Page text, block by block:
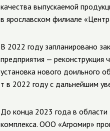
качества выпускаемой
в ярославском филиале
В 2022 году запланировано
предприятия — реконструкция
установка нового доильного
т в 2022 году с дальнейшим
До конца 2023 года в
комплекса. ООО «Агромир»